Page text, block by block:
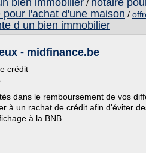
bien immobilier / notaire
l'achat d'une maison /
d un bien immobilier
- midfinance.be
crédit
dans le remboursement de vos
à un rachat de crédit afin d'éviter
à la BNB.